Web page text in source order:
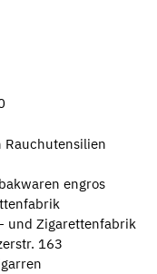
engros
und Zigarettenfabrik
163